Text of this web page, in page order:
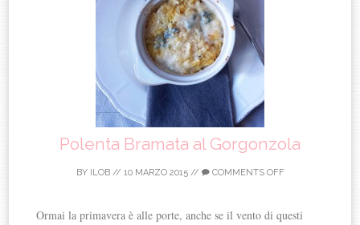
Polenta Bramata al Gorgonzola
BY ILOB// 10 MARZO 2015// COMMENTS OFF
Ormai la primavera è alle porte, anche se il vento di questi